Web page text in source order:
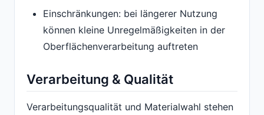
Einschränkungen: bei längerer Nutzung
können kleine Unregelmäßigkeiten in der
Oberflächenverarbeitung auftreten
Verarbeitung & Qualität
Verarbeitungsqualität und Materialwahl stehen